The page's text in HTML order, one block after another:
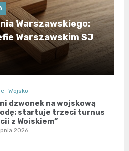
Warszawskiego:
Warszawskim SJ
Wojsko
dzwonek na wojskową
startuje trzeci turnus
z Wojskiem”
2026